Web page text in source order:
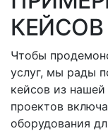
КЕЙСОВ
Чтобы
услуг, мы рады
кейсов из
проектов
оборудования